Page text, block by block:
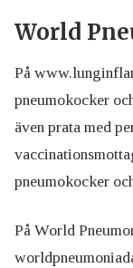
World
På
pneumokocker
även prata med
pneumokocker
På World